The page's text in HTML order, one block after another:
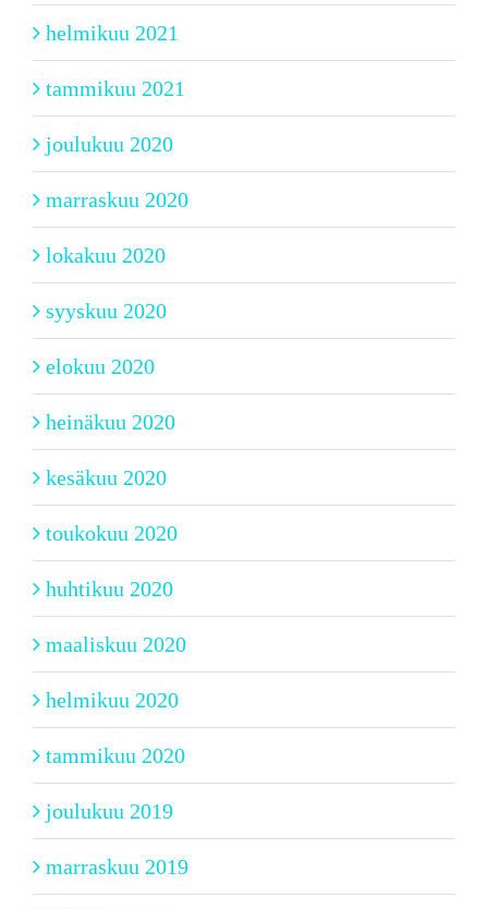
helmikuu 2021
tammikuu 2021
joulukuu 2020
marraskuu 2020
lokakuu 2020
syyskuu 2020
elokuu 2020
heinäkuu 2020
kesäkuu 2020
toukokuu 2020
huhtikuu 2020
maaliskuu 2020
helmikuu 2020
tammikuu 2020
joulukuu 2019
marraskuu 2019